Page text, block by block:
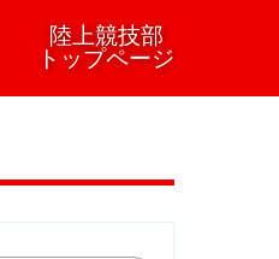
陸上競技部
トップページ